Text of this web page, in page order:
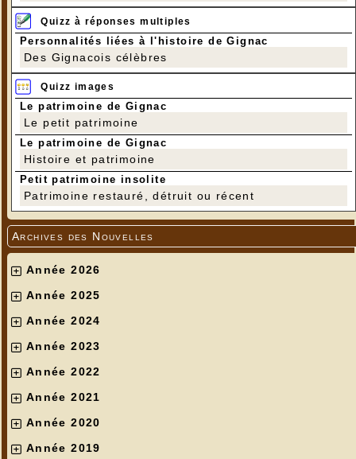
Quizz à réponses multiples
Personnalités liées à l'histoire de Gignac
Des Gignacois célèbres
Quizz images
Le patrimoine de Gignac
Le petit patrimoine
Le patrimoine de Gignac
Histoire et patrimoine
Petit patrimoine insolite
Patrimoine restauré, détruit ou récent
Archives des Nouvelles
Année 2026
Année 2025
Année 2024
Année 2023
Année 2022
Année 2021
Année 2020
Année 2019